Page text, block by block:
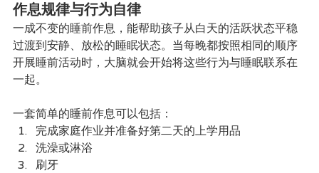
作息规律与行为自律
一成不变的睡前作息，能帮助孩子从白天的活跃状态平稳
过渡到安静、放松的睡眠状态。当每晚都按照相同的顺序
开展睡前活动时，大脑就会开始将这些行为与睡眠联系在
一起。
一套简单的睡前作息可以包括：
完成家庭作业并准备好第二天的上学用品
洗澡或淋浴
刷牙